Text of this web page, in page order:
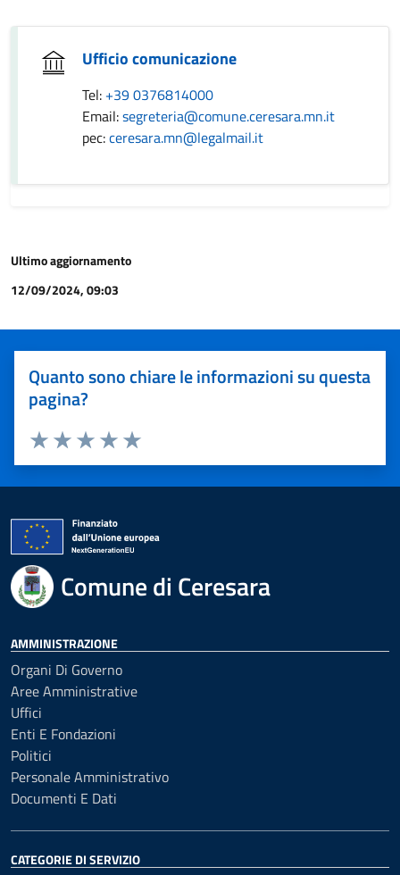
Ufficio comunicazione
Tel: +39 0376814000
Email:segreteria@comune.ceresara.mn.it
pec:ceresara.mn@legalmail.it
Ultimo aggiornamento
12/09/2024, 09:03
Quanto sono chiare le informazioni su questa
pagina?
Valuta 5 stelle su 5
Valuta 4 stelle su 5
Valuta 3 stelle su 5
Valuta 2 stelle su 5
Valuta 1 stelle su 5
Comune di Ceresara
AMMINISTRAZIONE
Organi Di Governo
Aree Amministrative
Uffici
Enti E Fondazioni
Politici
Personale Amministrativo
Documenti E Dati
CATEGORIE DI SERVIZIO